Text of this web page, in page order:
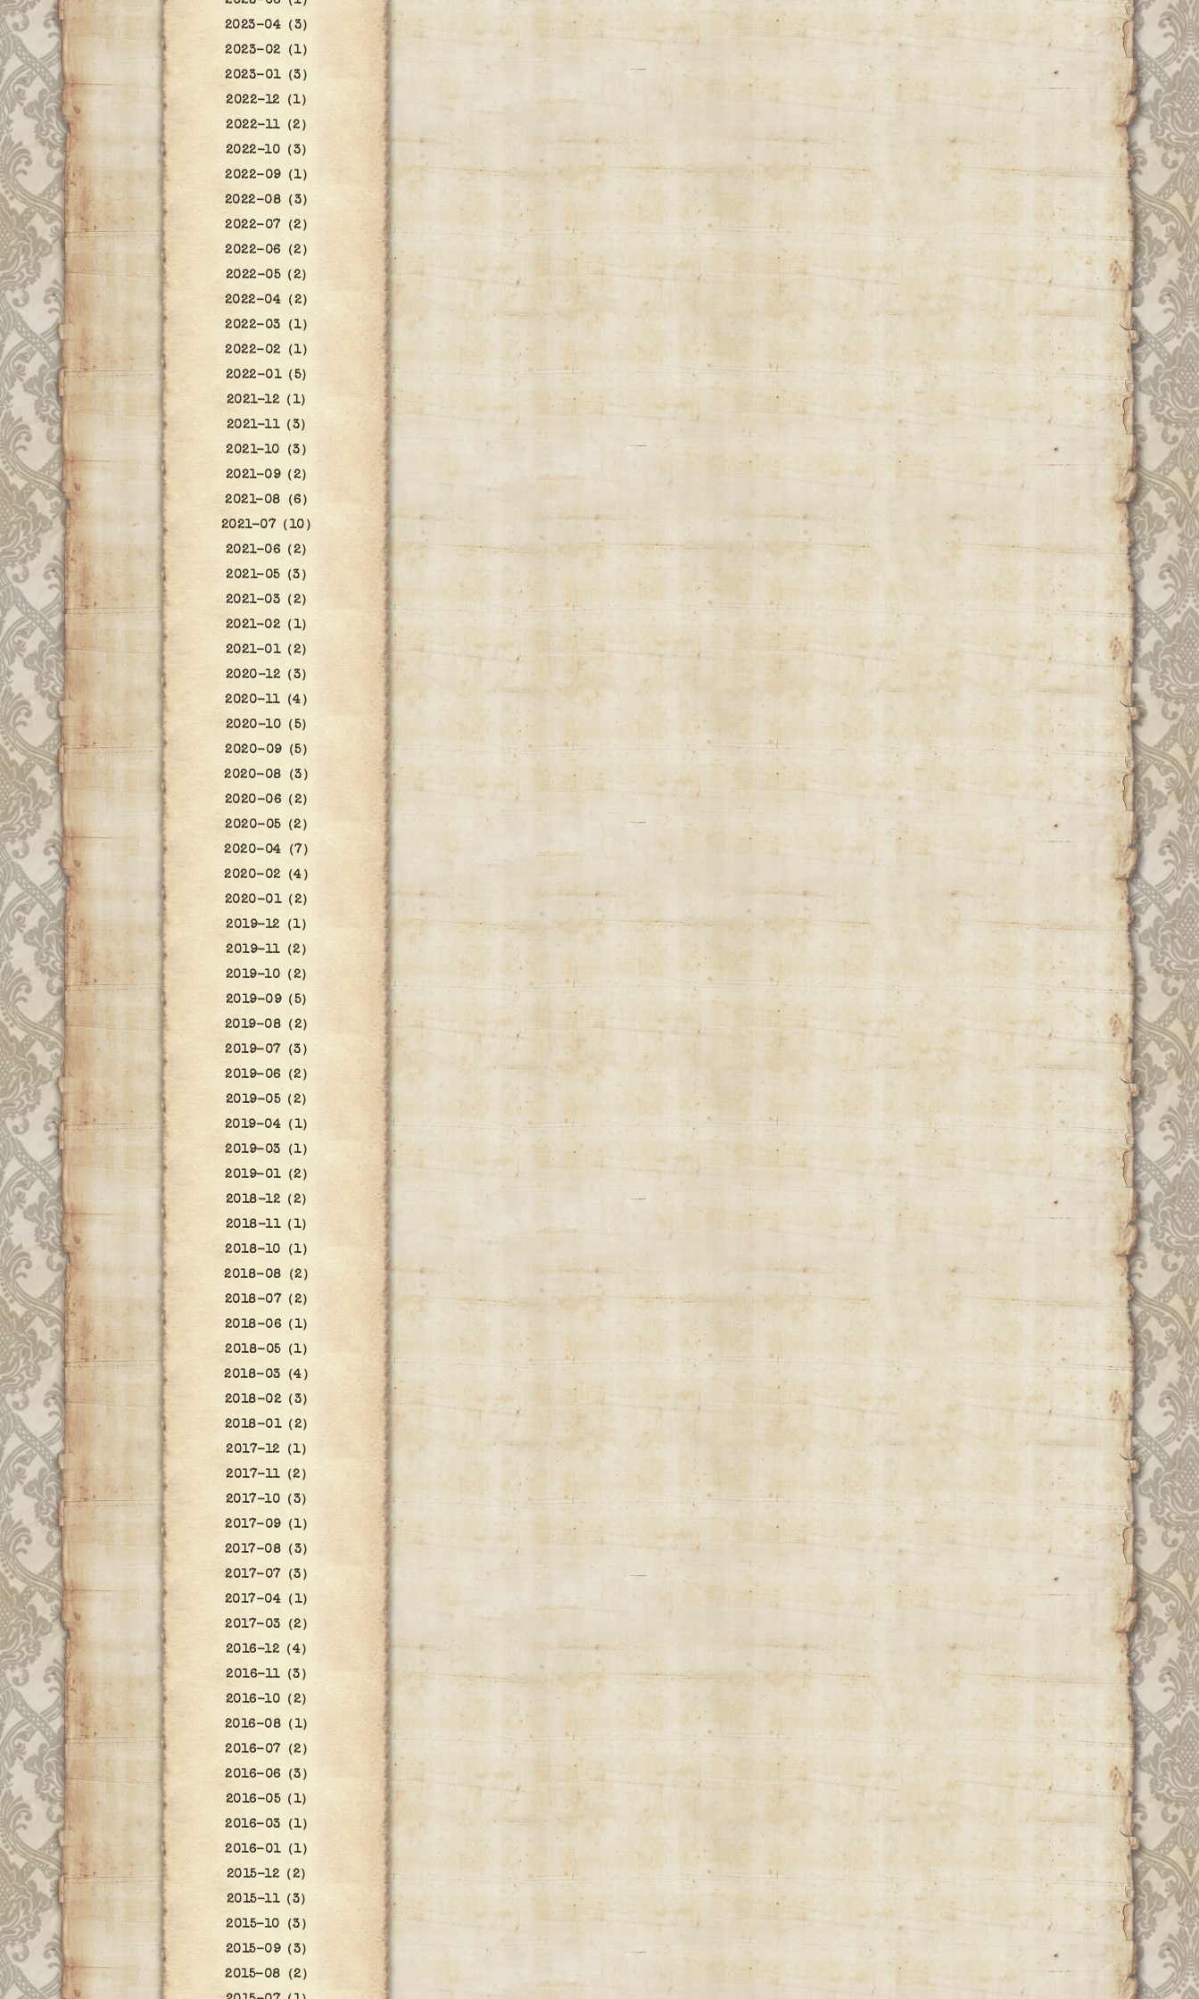
2023-04（3）
2023-02（1）
2023-01（3）
2022-12（1）
2022-11（2）
2022-10（3）
2022-09（1）
2022-08（3）
2022-07（2）
2022-06（2）
2022-05（2）
2022-04（2）
2022-03（1）
2022-02（1）
2022-01（5）
2021-12（1）
2021-11（3）
2021-10（3）
2021-09（2）
2021-08（6）
2021-07（10）
2021-06（2）
2021-05（3）
2021-03（2）
2021-02（1）
2021-01（2）
2020-12（3）
2020-11（4）
2020-10（5）
2020-09（5）
2020-08（3）
2020-06（2）
2020-05（2）
2020-04（7）
2020-02（4）
2020-01（2）
2019-12（1）
2019-11（2）
2019-10（2）
2019-09（5）
2019-08（2）
2019-07（3）
2019-06（2）
2019-05（2）
2019-04（1）
2019-03（1）
2019-01（2）
2018-12（2）
2018-11（1）
2018-10（1）
2018-08（2）
2018-07（2）
2018-06（1）
2018-05（1）
2018-03（4）
2018-02（3）
2018-01（2）
2017-12（1）
2017-11（2）
2017-10（3）
2017-09（1）
2017-08（3）
2017-07（3）
2017-04（1）
2017-03（2）
2016-12（4）
2016-11（3）
2016-10（2）
2016-08（1）
2016-07（2）
2016-06（3）
2016-05（1）
2016-03（1）
2016-01（1）
2015-12（2）
2015-11（3）
2015-10（3）
2015-09（3）
2015-08（2）